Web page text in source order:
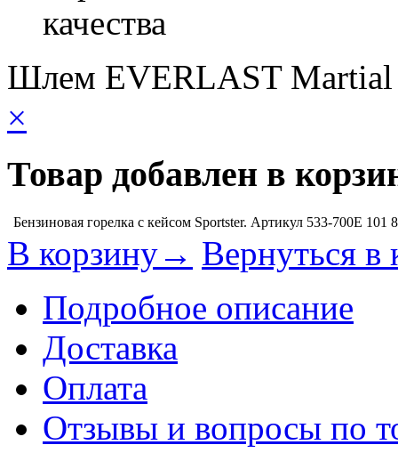
качества
Шлем EVERLAST Martial
×
Товар добавлен в
Бензиновая горелка с кейсом Sportster. Артикул 533-700E 101
В корзину→ Вернуться в
Подробное описание
Доставка
Оплата
Отзывы и вопросы по